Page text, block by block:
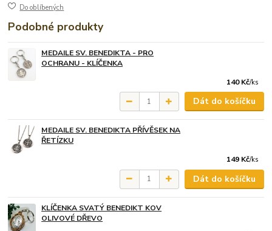
Do oblíbených
Podobné produkty
MEDAILE SV. BENEDIKTA - PRO
OCHRANU - KLÍČENKA
140 Kč/ks
Dát do košíčku
MEDAILE SV. BENEDIKTA PŘÍVĚSEK NA
ŘETÍZKU
149 Kč/ks
Dát do košíčku
KLÍČENKA SVATÝ BENEDIKT KOV
OLIVOVÉ DŘEVO